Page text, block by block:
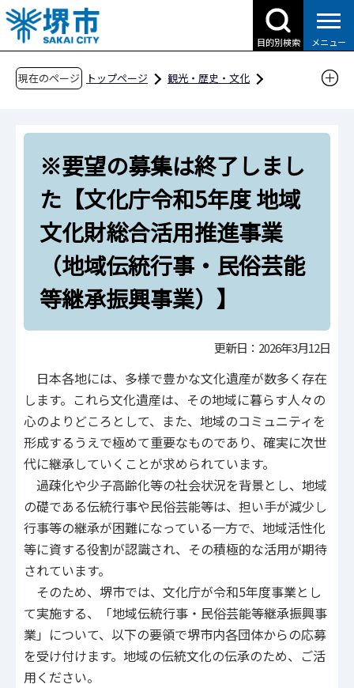
こ
の
ペ
目的別検索 メニュー
現在のページ トップページ
観光・歴史・文化
文化財のお知らせ
※要望の募集は終了しました【文化庁令和5年
度 地域文化財総合活用推進事業（地域伝統行
事・民俗芸能等継承振興事業）】
※要望の募集は終了しまし
た【文化庁令和5年度 地域
文化財総合活用推進事業
（地域伝統行事・民俗芸能
等継承振興事業）】
更新日：2026年3月12日
日本各地には、多様で豊かな文化遺産が数多く存在
します。これら文化遺産は、その地域に暮らす人々の
心のよりどころとして、また、地域のコミュニティを
形成するうえで極めて重要なものであり、確実に次世
代に継承していくことが求められています。
過疎化や少子高齢化等の社会状況を背景とし、地域
の礎である伝統行事や民俗芸能等は、担い手が減少し
行事等の継承が困難になっている一方で、地域活性化
等に資する役割が認識され、その積極的な活用が期待
されています。
そのため、堺市では、文化庁が令和5年度事業とし
て実施する、「地域伝統行事・民俗芸能等継承振興事
業」について、以下の要領で堺市内各団体からの応募
を受け付けます。地域の伝統文化の伝承のため、ご活
用ください。